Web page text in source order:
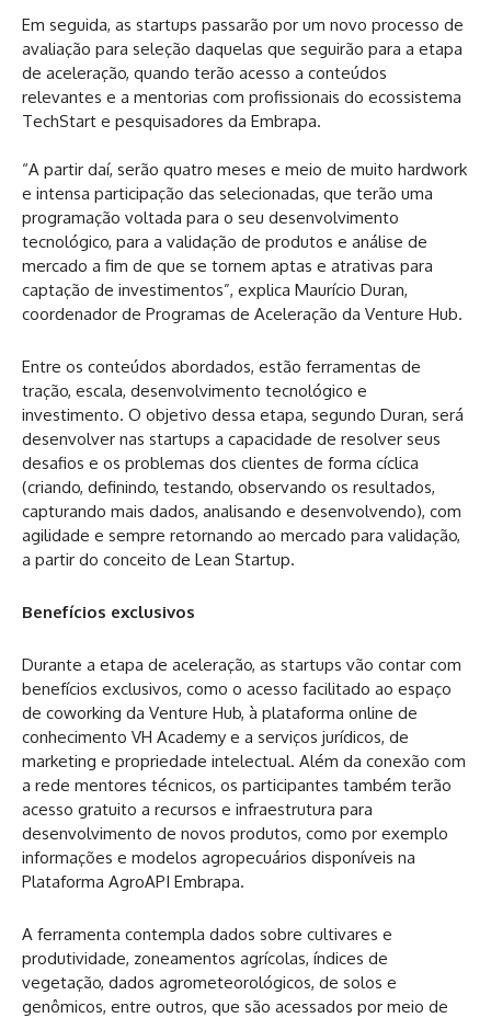
Em seguida, as startups passarão por um novo processo de
avaliação para seleção daquelas que seguirão para a etapa
de aceleração, quando terão acesso a conteúdos
relevantes e a mentorias com profissionais do ecossistema
TechStart e pesquisadores da Embrapa.
“A partir daí, serão quatro meses e meio de muito hardwork
e intensa participação das selecionadas, que terão uma
programação voltada para o seu desenvolvimento
tecnológico, para a validação de produtos e análise de
mercado a fim de que se tornem aptas e atrativas para
captação de investimentos”, explica Maurício Duran,
coordenador de Programas de Aceleração da Venture Hub.
Entre os conteúdos abordados, estão ferramentas de
tração, escala, desenvolvimento tecnológico e
investimento. O objetivo dessa etapa, segundo Duran, será
desenvolver nas startups a capacidade de resolver seus
desafios e os problemas dos clientes de forma cíclica
(criando, definindo, testando, observando os resultados,
capturando mais dados, analisando e desenvolvendo), com
agilidade e sempre retornando ao mercado para validação,
a partir do conceito de Lean Startup.
Benefícios exclusivos
Durante a etapa de aceleração, as startups vão contar com
benefícios exclusivos, como o acesso facilitado ao espaço
de coworking da Venture Hub, à plataforma online de
conhecimento VH Academy e a serviços jurídicos, de
marketing e propriedade intelectual. Além da conexão com
a rede mentores técnicos, os participantes também terão
acesso gratuito a recursos e infraestrutura para
desenvolvimento de novos produtos, como por exemplo
informações e modelos agropecuários disponíveis na
Plataforma AgroAPI Embrapa.
A ferramenta contempla dados sobre cultivares e
produtividade, zoneamentos agrícolas, índices de
vegetação, dados agrometeorológicos, de solos e
genômicos, entre outros, que são acessados por meio de